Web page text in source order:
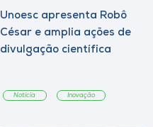
Unoesc apresenta Robô
César e amplia ações de
divulgação científica
Notícia Inovação